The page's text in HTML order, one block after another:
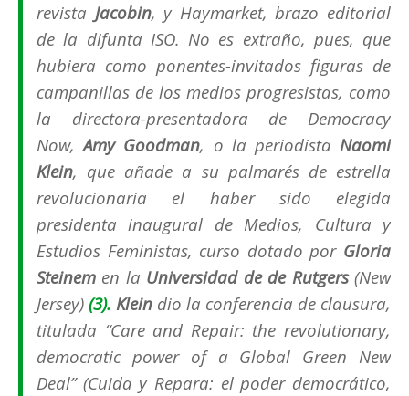
revista Jacobin, y Haymarket, brazo editorial
de la difunta ISO. No es extraño, pues, que
hubiera como ponentes-invitados figuras de
campanillas de los medios progresistas, como
la directora-presentadora de Democracy
Now,Amy Goodman, o la periodista Naomi
Klein, que añade a su palmarés de estrella
revolucionaria el haber sido elegida
presidenta inaugural de Medios, Cultura y
Estudios Feministas, curso dotado por Gloria
Steinem en la Universidad de de Rutgers(New
Jersey) (3). Klein dio la conferencia de clausura,
titulada “Care and Repair: the revolutionary,
democratic power of a Global Green New
Deal” (Cuida y Repara: el poder democrático,